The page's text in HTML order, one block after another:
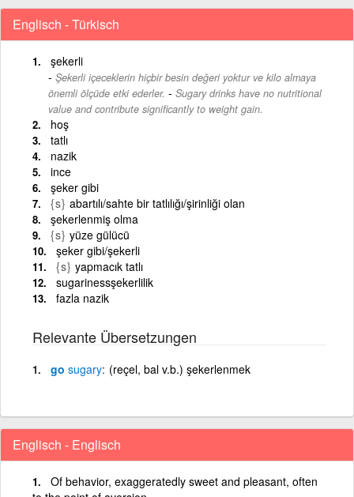
Englisch - Türkisch
şekerli
Şekerli içeceklerin hiçbir besin değeri yoktur ve kilo almaya
önemli ölçüde etki ederler. - Sugary drinks have no nutritional
value and contribute significantly to weight gain.
hoş
tatlı
nazik
ince
şeker gibi
{s} abartılı/sahte bir tatlılığı/şirinliği olan
şekerlenmiş olma
{s} yüze gülücü
şeker gibi/şekerli
{s} yapmacık tatlı
sugarinessşekerlilik
fazla nazik
Relevante Übersetzungen
go sugary (reçel, bal v.b.) şekerlenmek
Englisch - Englisch
Of behavior, exaggeratedly sweet and pleasant, often